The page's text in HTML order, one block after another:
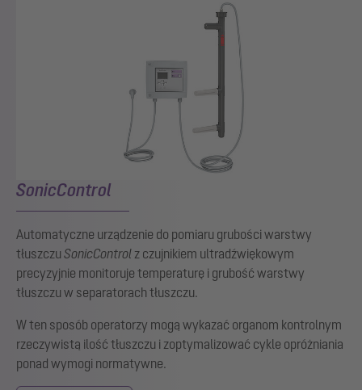
SonicControl
Automatyczne urządzenie do pomiaru grubości warstwy
tłuszczu SonicControl z czujnikiem ultradźwiękowym
precyzyjnie monitoruje temperaturę i grubość warstwy
tłuszczu w separatorach tłuszczu.
W ten sposób operatorzy mogą wykazać organom kontrolnym
rzeczywistą ilość tłuszczu i zoptymalizować cykle opróżniania
ponad wymogi normatywne.